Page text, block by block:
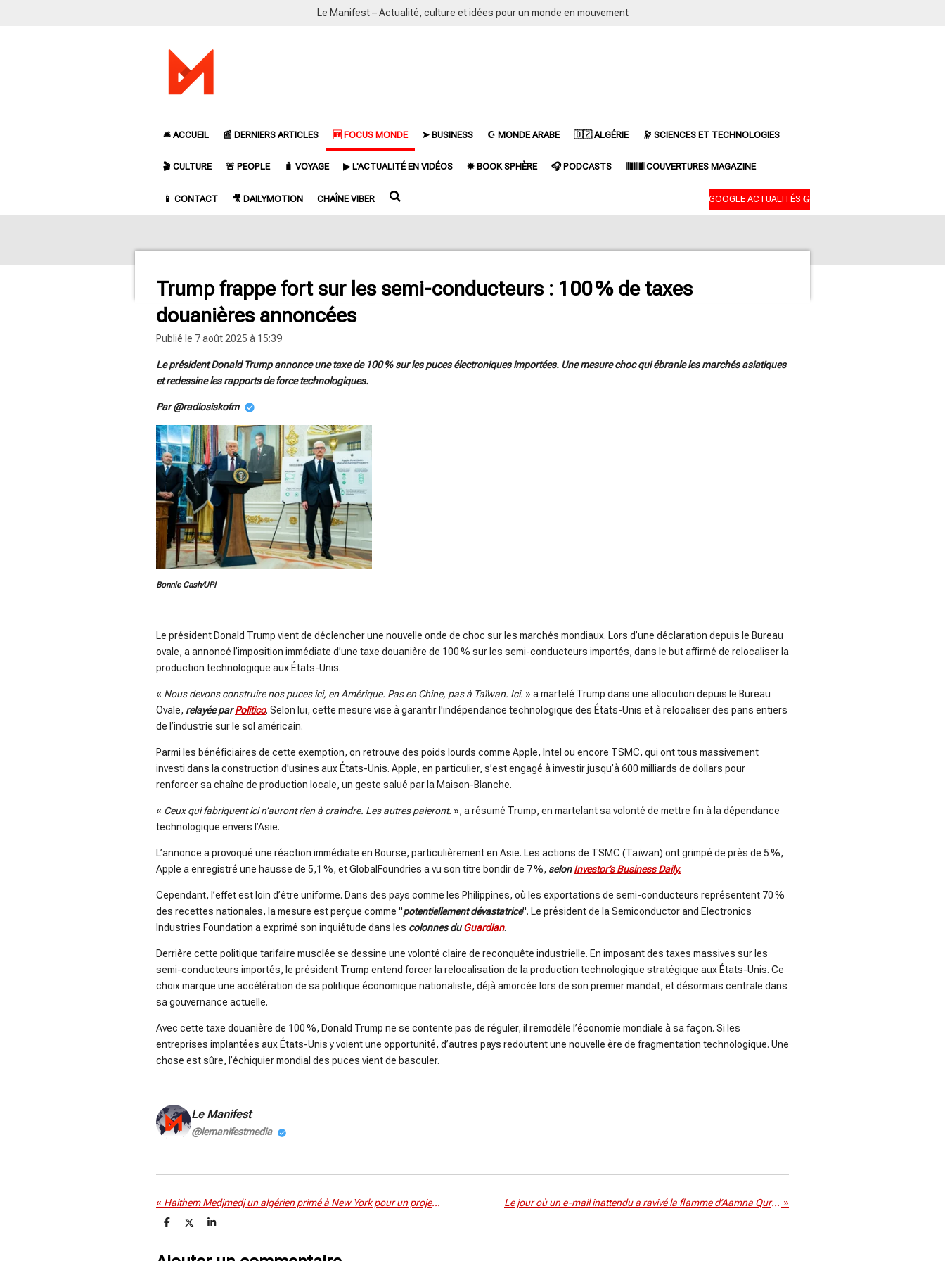
Le Manifest – Actualité, culture et idées pour un monde en mouvement
🛎️ ACCUEIL 📰 DERNIERS ARTICLES 🆕 FOCUS MONDE ➤ BUSINESS ☪ MONDE ARABE 🇩🇿 ALGÉRIE 🔭 SCIENCES ET TECHNOLOGIES
🎬 CULTURE 🚨 PEOPLE 🧳 VOYAGE ▶ L'ACTUALITÉ EN VIDÉOS ✵ BOOK SPHÈRE 🎧 PODCASTS 𝄃𝄃𝄂𝄂𝄀𝄁𝄃𝄂𝄂𝄃 COUVERTURES MAGAZINE
📱 CONTACT 🎥 DAILYMOTION CHAÎNE VIBER GOOGLE ACTUALITÉS 𝐆
Trump frappe fort sur les semi-conducteurs : 100 % de taxes
douanières annoncées
Publié le 7 août 2025 à 15:39
Le président Donald Trump annonce une taxe de 100 % sur les puces électroniques importées. Une mesure choc qui ébranle les marchés asiatiques
et redessine les rapports de force technologiques.
Par @radiosiskofm
Bonnie Cash/UPI
Le président Donald Trump vient de déclencher une nouvelle onde de choc sur les marchés mondiaux. Lors d’une déclaration depuis le Bureau
ovale, a annoncé l’imposition immédiate d’une taxe douanière de 100 % sur les semi-conducteurs importés, dans le but affirmé de relocaliser la
production technologique aux États-Unis.
« Nous devons construire nos puces ici, en Amérique. Pas en Chine, pas à Taïwan. Ici. » a martelé Trump dans une allocution depuis le Bureau
Ovale, relayée parPolitico. Selon lui, cette mesure vise à garantir l'indépendance technologique des États-Unis et à relocaliser des pans entiers
de l’industrie sur le sol américain.
Parmi les bénéficiaires de cette exemption, on retrouve des poids lourds comme Apple, Intel ou encore TSMC, qui ont tous massivement
investi dans la construction d'usines aux États-Unis. Apple, en particulier, s’est engagé à investir jusqu’à 600 milliards de dollars pour
renforcer sa chaîne de production locale, un geste salué par la Maison-Blanche.
« Ceux qui fabriquent ici n’auront rien à craindre. Les autres paieront. », a résumé Trump, en martelant sa volonté de mettre fin à la dépendance
technologique envers l’Asie.
L’annonce a provoqué une réaction immédiate en Bourse, particulièrement en Asie. Les actions de TSMC (Taïwan) ont grimpé de près de 5 %,
Apple a enregistré une hausse de 5,1 %, et GlobalFoundries a vu son titre bondir de 7 %, selonInvestor’s Business Daily.
Cependant, l’effet est loin d’être uniforme. Dans des pays comme les Philippines, où les exportations de semi-conducteurs représentent 70 %
des recettes nationales, la mesure est perçue comme "potentiellement dévastatrice". Le président de la Semiconductor and Electronics
Industries Foundation a exprimé son inquiétude dans les colonnes duGuardian.
Derrière cette politique tarifaire musclée se dessine une volonté claire de reconquête industrielle. En imposant des taxes massives sur les
semi-conducteurs importés, le président Trump entend forcer la relocalisation de la production technologique stratégique aux États-Unis. Ce
choix marque une accélération de sa politique économique nationaliste, déjà amorcée lors de son premier mandat, et désormais centrale dans
sa gouvernance actuelle.
Avec cette taxe douanière de 100 %, Donald Trump ne se contente pas de réguler, il remodèle l’économie mondiale à sa façon. Si les
entreprises implantées aux États-Unis y voient une opportunité, d’autres pays redoutent une nouvelle ère de fragmentation technologique. Une
chose est sûre, l’échiquier mondial des puces vient de basculer.
Le Manifest
@lemanifestmedia
« Haithem Medjmedj un algérien primé à New York pour un projet de santé innovant Le jour où un e-mail inattendu a ravivé la flamme d’Aamna Qureshi »
P
t
P
t
P
t